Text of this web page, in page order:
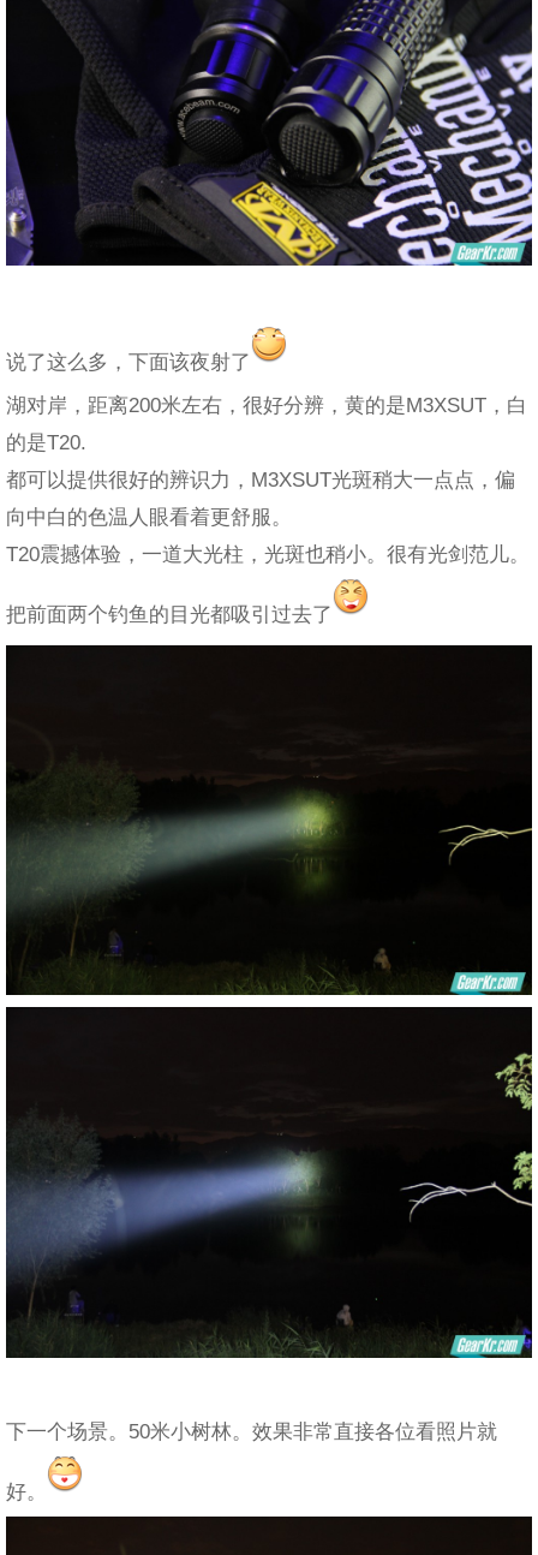
说了这么多，下面该夜射了
湖对岸，距离200米左右，很好分辨，黄的是M3XSUT，白
的是T20.
都可以提供很好的辨识力，M3XSUT光斑稍大一点点，偏
向中白的色温人眼看着更舒服。
T20震撼体验，一道大光柱，光斑也稍小。很有光剑范儿。
把前面两个钓鱼的目光都吸引过去了
下一个场景。50米小树林。效果非常直接各位看照片就
好。